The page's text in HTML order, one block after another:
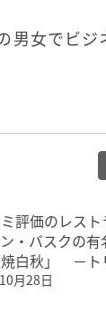
女でビ
評価のレス
・バスクの
白秋」 －ト
月28日